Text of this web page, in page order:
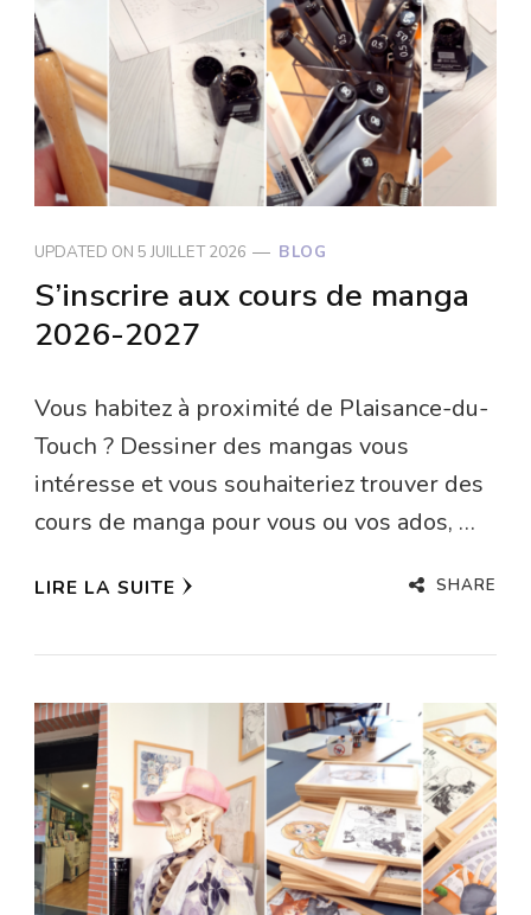
UPDATED ON 5 JUILLET 2026 BLOG
S’inscrire aux cours de manga
2026-2027
Vous habitez à proximité de Plaisance-du-
Touch ? Dessiner des mangas vous
intéresse et vous souhaiteriez trouver des
cours de manga pour vous ou vos ados, …
LIRE LA SUITE SHARE